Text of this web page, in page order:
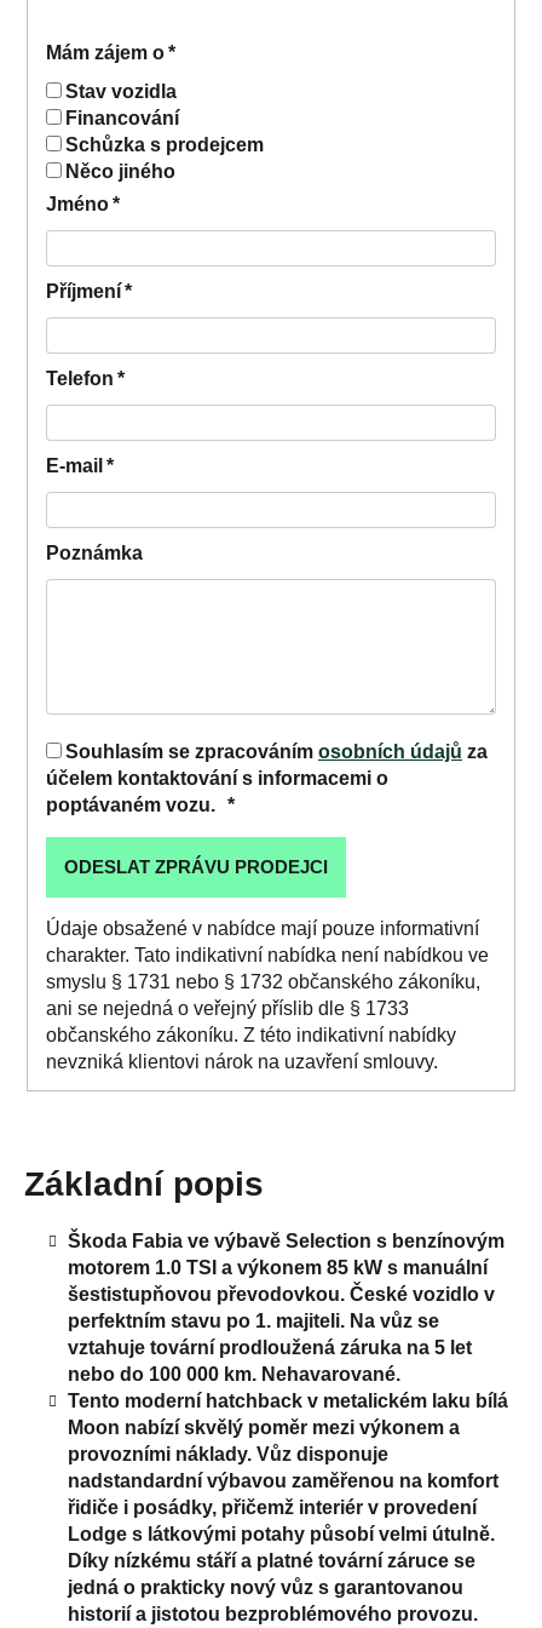
Mám zájem o*
Stav vozidla
Financování
Schůzka s prodejcem
Něco jiného
Jméno*
Příjmení*
Telefon *
E-mail *
Poznámka
Souhlasím se zpracováním osobních údajů za
účelem kontaktování s informacemi o
poptávaném vozu. *
Údaje obsažené v nabídce mají pouze informativní
charakter. Tato indikativní nabídka není nabídkou ve
smyslu § 1731 nebo § 1732 občanského zákoníku,
ani se nejedná o veřejný příslib dle § 1733
občanského zákoníku. Z této indikativní nabídky
nevzniká klientovi nárok na uzavření smlouvy.
Základní popis
Škoda Fabia ve výbavě Selection s benzínovým
motorem 1.0 TSI a výkonem 85 kW s manuální
šestistupňovou převodovkou. České vozidlo v
perfektním stavu po 1. majiteli. Na vůz se
vztahuje tovární prodloužená záruka na 5 let
nebo do 100 000 km. Nehavarované.
Tento moderní hatchback v metalickém laku bílá
Moon nabízí skvělý poměr mezi výkonem a
provozními náklady. Vůz disponuje
nadstandardní výbavou zaměřenou na komfort
řidiče i posádky, přičemž interiér v provedení
Lodge s látkovými potahy působí velmi útulně.
Díky nízkému stáří a platné tovární záruce se
jedná o prakticky nový vůz s garantovanou
historií a jistotou bezproblémového provozu.